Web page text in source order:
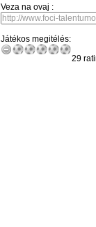
Veza na ovaj :
Játékos megitélés:
29